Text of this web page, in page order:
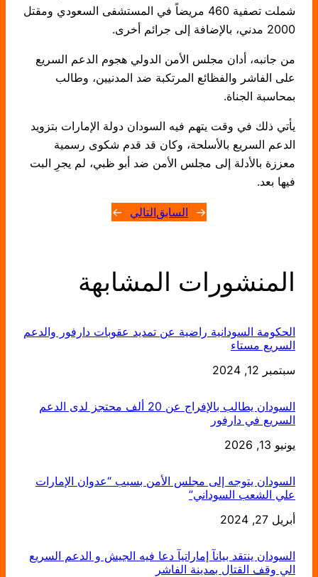
شملت تصفية 460 مريضاً في المستشفى السعودي ومقتل
2000 مدني، بالإضافة إلى جرائم أخرى.
من جانبه، أدان مجلس الأمن الدولي هجوم الدعم السريع
على الفاشر والفظائع المرتكبة ضد المدنيين، وطالب
بمحاسبة الجناة.
يأتي ذلك في وقت يتهم فيه السودان دولة الإمارات بتزويد
الدعم السريع بالأسلحة، وكان قد قدم شكوى رسمية
معززة بالأدلة إلى مجلس الأمن ضد أبو ظبي، لم يجرِ البت
فيها بعد.
← السابقالتالي →
المنشورات المشابهة
الحكومة السودانية راضية عن تمديد عقوبات دارفور والدعم
السريع مستاء
التاريخ
سبتمبر 12, 2024
السودان يطالب بالإفراج عن 20 ألف محتجز لدى الدعم
السريع في دارفور
التاريخ
يونيو 13, 2026
السودان يتوجه إلى مجلس الأمن بسبب “عدوان الإمارات
علي الشعب السوداني”
التاريخ
أبريل 27, 2024
السودان ينتقد بيانآ إماراتيآ دعا فيه الجيش و الدعم السريع
الي وقف القتال بمدينة الفاشر